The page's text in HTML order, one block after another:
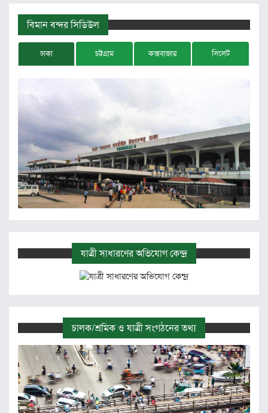
বিমান বন্দর সিডিউল
ঢাকা চট্টগ্রাম কক্সবাজার সিলেট
যাত্রী সাধারণের অভিযোগ কেন্দ্র
চালক/শ্রমিক ও যাত্রী সংগঠনের তথ্য